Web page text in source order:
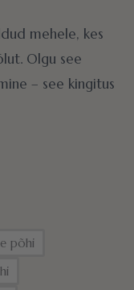
mehele, kes
Olgu see
– see kingitus
põhi